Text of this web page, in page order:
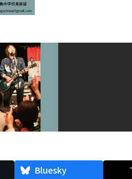
Bluesky